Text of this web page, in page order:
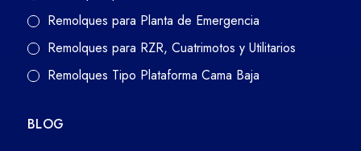
Remolques para Planta de Emergencia
Remolques para RZR, Cuatrimotos y Utilitarios
Remolques Tipo Plataforma Cama Baja
BLOG